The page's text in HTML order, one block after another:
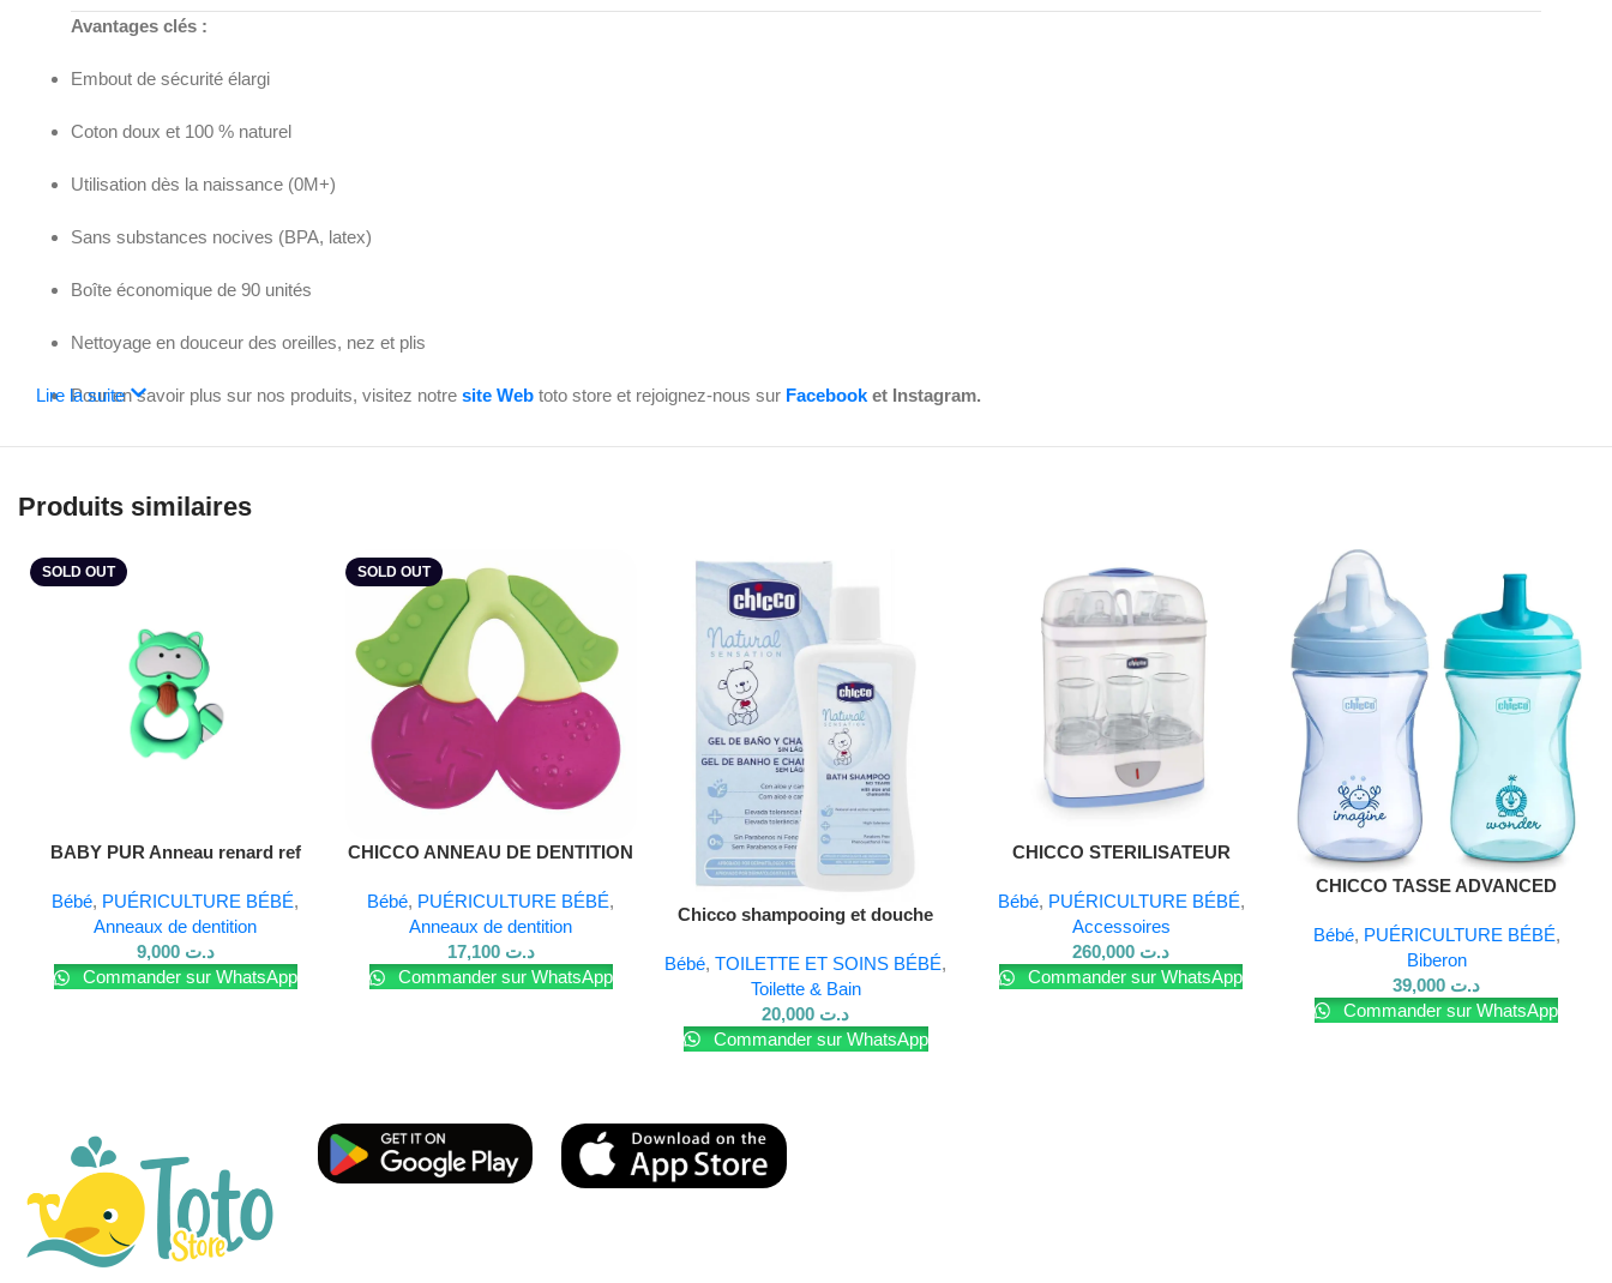
Avantages clés :
Embout de sécurité élargi
Coton doux et 100 % naturel
Utilisation dès la naissance (0M+)
Sans substances nocives (BPA, latex)
Boîte économique de 90 unités
Nettoyage en douceur des oreilles, nez et plis
Pour en savoir plus sur nos produits, visitez notresite Web toto store et rejoignez-nous sur Facebooket Instagram.
Lire la suite
Produits similaires
SOLD OUT
Lire La Suite
BABY PUR Anneau renard ref
Bébé, PUÉRICULTURE BÉBÉ,
Anneaux de dentition
د.ت 9,000
Commander sur WhatsApp
SOLD OUT
Lire La Suite
CHICCO ANNEAU DE DENTITION
Bébé, PUÉRICULTURE BÉBÉ,
Anneaux de dentition
د.ت 17,100
Commander sur WhatsApp
Chicco shampooing et douche
Bébé,TOILETTE ET SOINS BÉBÉ,
Toilette & Bain
د.ت
Commander sur WhatsApp
CHICCO STERILISATEUR
Bébé, PUÉRICULTURE BÉBÉ,
Accessoires
د.ت
Commander sur WhatsApp
CHICCO TASSE ADVANCED
Bébé, PUÉRICULTURE BÉBÉ,
Biberon
د.ت
Commander sur WhatsApp